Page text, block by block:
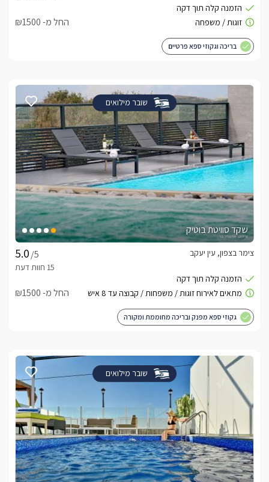
החל מ- ₪1500
בריכה וגקוזי ספא פרטיים
שובר מילואים
שקד סוויטת בוטיק
/5
צימר בצפון, עין יעקב
החל מ- ₪1500
גקוזי ספא מפנק ובריכה מחוממת ומקורה
שובר מילואים